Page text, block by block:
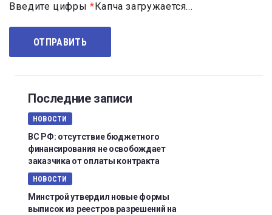
Введите цифры * Капча загружается...
Последние записи
НОВОСТИ
ВС РФ: отсутствие бюджетного
финансирования не освобождает
заказчика от оплаты контракта
НОВОСТИ
Минстрой утвердил новые формы
выписок из реестров разрешений на